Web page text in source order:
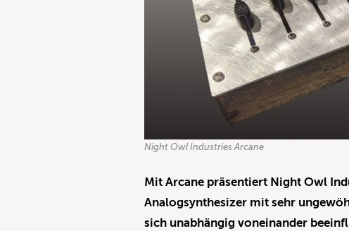
Night Owl Industries Arcane
Mit Arcane präsentiert Night Owl
Analogsynthesizer mit sehr
sich unabhängig voneinander